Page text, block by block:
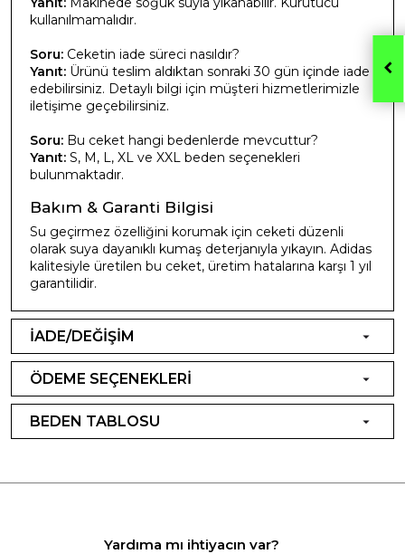
kullanılmamalıdır.
Soru: Ceketin iade süreci nasıldır?
Yanıt: Ürünü teslim aldıktan sonraki 30 gün içinde iade
edebilirsiniz. Detaylı bilgi için müşteri hizmetlerimizle
iletişime geçebilirsiniz.
Soru: Bu ceket hangi bedenlerde mevcuttur?
Yanıt: S, M, L, XL ve XXL beden seçenekleri
bulunmaktadır.
Bakım & Garanti Bilgisi
Su geçirmez özelliğini korumak için ceketi düzenli
olarak suya dayanıklı kumaş deterjanıyla yıkayın. Adidas
kalitesiyle üretilen bu ceket, üretim hatalarına karşı 1 yıl
garantilidir.
İADE/DEĞİŞİM
ÖDEME SEÇENEKLERİ
BEDEN TABLOSU
Yardıma mı ihtiyacın var?